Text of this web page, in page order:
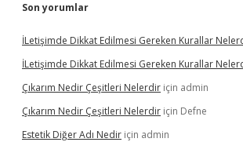
Son yorumlar
İLetişimde Dikkat Edilmesi Gereken Kurallar
İLetişimde Dikkat Edilmesi Gereken Kurallar
Çıkarım Nedir Çeşitleri Nelerdir için admin
Çıkarım Nedir Çeşitleri Nelerdir için Defne
Estetik Diğer Adı Nedir için admin